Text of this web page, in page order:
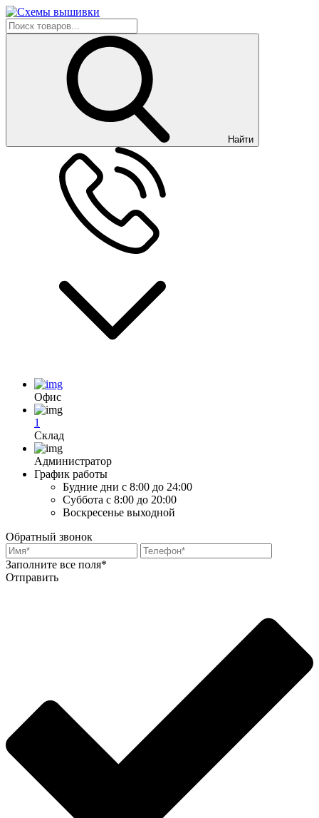
Найти
Офис
1
Склад
Администратор
График работы
Будние дни с 8:00 до 24:00
Суббота с 8:00 до 20:00
Воскресенье выходной
Обратный звонок
Заполните все поля*
Отправить